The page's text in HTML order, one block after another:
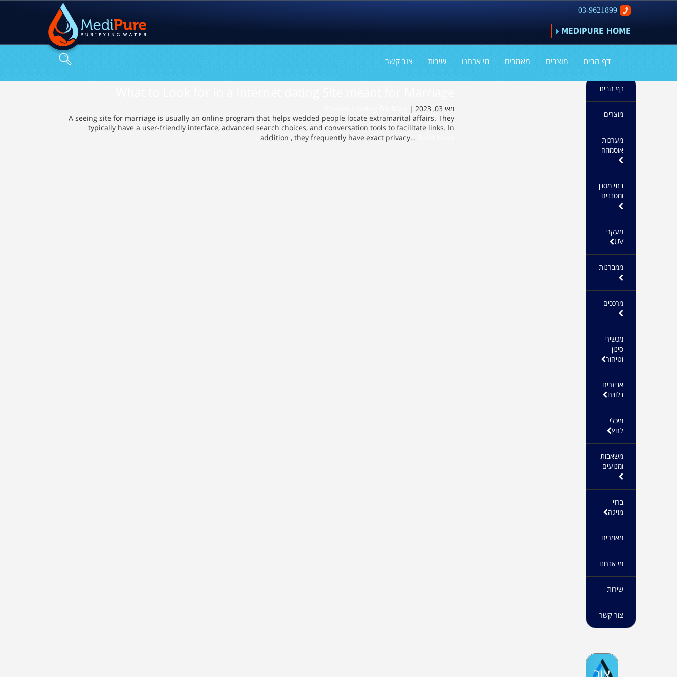
03-9621899
MEDIPURE HOME
דף הבית מוצרים מאמרים מי אנחנו שירות צור קשר
מאי 03, 2023 |
A seeing site for marriage is usually an online program that helps wedded people locate extramarital affairs. They
typically have a user-friendly interface, advanced search choices, and conversation tools to facilitate links. In
addition , they frequently have exact privacy…
דף הבית
מוצרים
מערכות
אוסמוזה
בתי מסנן
ומסננים
מעקרי
UV
ממברנות
מרככים
מכשירי
סינון
וטיהור
אביזרים
נלווים
מיכלי
לחץ
משאבות
ומנועים
ברזי
מזיגה
מאמרים
מי אנחנו
שירות
צור קשר